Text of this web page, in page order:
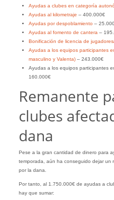
Ayudas a clubes en categoría
Ayudas al kilometraje – 400.000€
Ayudas por despoblamiento–
Ayudas al fomento de cantera –
Bonificación de licencia de
Ayudas a los equipos participantes
masculino y Valenta)– 243.000€
Ayudas a los equipos participantes
160.000€
Remanente
clubes
dana
Pese a la gran cantidad de dinero para
temporada, aún ha conseguido dejar un
por la dana.
Por tanto, al 1.750.000€ de ayudas a
hay que sumar: